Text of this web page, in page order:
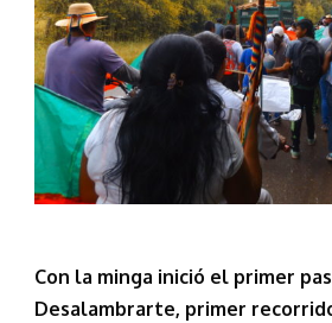
Con la minga inició el primer
Desalambrarte, primer